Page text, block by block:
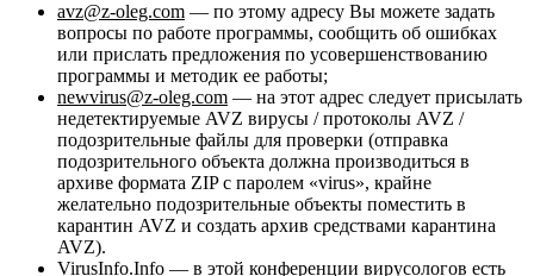
avz@z-oleg.com — по этому адресу Вы можете задать
вопросы по работе программы, сообщить об ошибках
или прислать предложения по усовершенствованию
программы и методик ее работы;
newvirus@z-oleg.com — на этот адрес следует присылать
недетектируемые AVZ вирусы / протоколы AVZ /
подозрительные файлы для проверки (отправка
подозрительного объекта должна производиться в
архиве формата ZIP с паролем «virus», крайне
желательно подозрительные объекты поместить в
карантин AVZ и создать архив средствами карантина
AVZ).
VirusInfo.Info — в этой конференции вирусологов есть